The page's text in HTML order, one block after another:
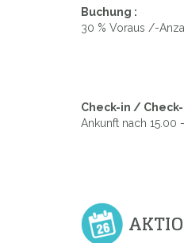
Buchung :
30 % Voraus /-
Check-in /
Ankunft nach 15.00